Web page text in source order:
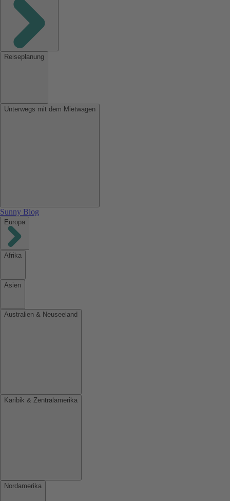
Reiseplanung
Unterwegs mit dem Mietwagen
Sunny Blog
Europa
Afrika
Asien
Australien & Neuseeland
Karibik & Zentralamerika
Nordamerika